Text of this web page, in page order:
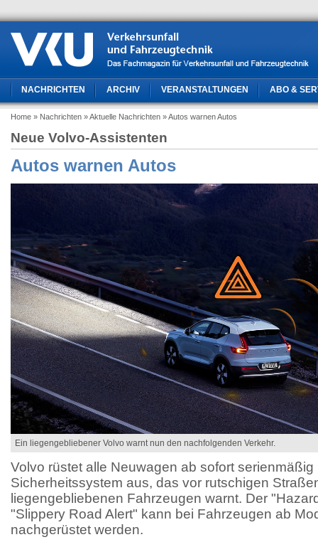
NACHRICHTEN ARCHIV VERANSTALTUNGEN ABO &
Home » Nachrichten » Aktuelle Nachrichten » Autos warnen Autos
Neue Volvo-Assistenten
Autos warnen Autos
Ein liegengebliebener Volvo warnt nun den nachfolgenden Verkehr.
Volvo rüstet alle Neuwagen ab sofort
Sicherheitssystem aus, das vor rutschigen
liegengebliebenen Fahrzeugen warnt. Der
"Slippery Road Alert" kann bei Fahrzeugen ab
nachgerüstet werden.